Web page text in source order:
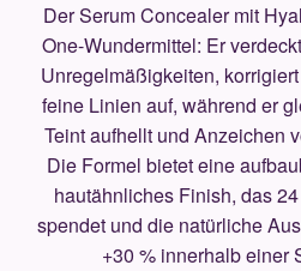
Der Serum Concealer mit
One-Wundermittel: Er
Unregelmäßigkeiten,
feine Linien auf, während er
Teint aufhellt und Anzeichen
Die Formel bietet eine
hautähnliches Finish, das
spendet und die natürliche
+30 % innerhalb einer